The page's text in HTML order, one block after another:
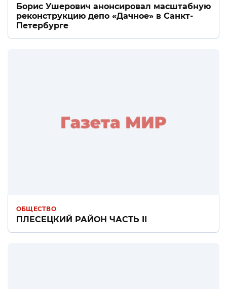
Борис Ушерович анонсировал масштабную
реконструкцию депо «Дачное» в Санкт-
Петербурге
ОБЩЕСТВО
ПЛЕСЕЦКИЙ РАЙОН ЧАСТЬ II